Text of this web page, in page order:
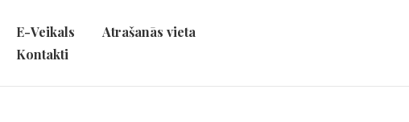
E-Veikals
Atrašanās vieta
Kontakti